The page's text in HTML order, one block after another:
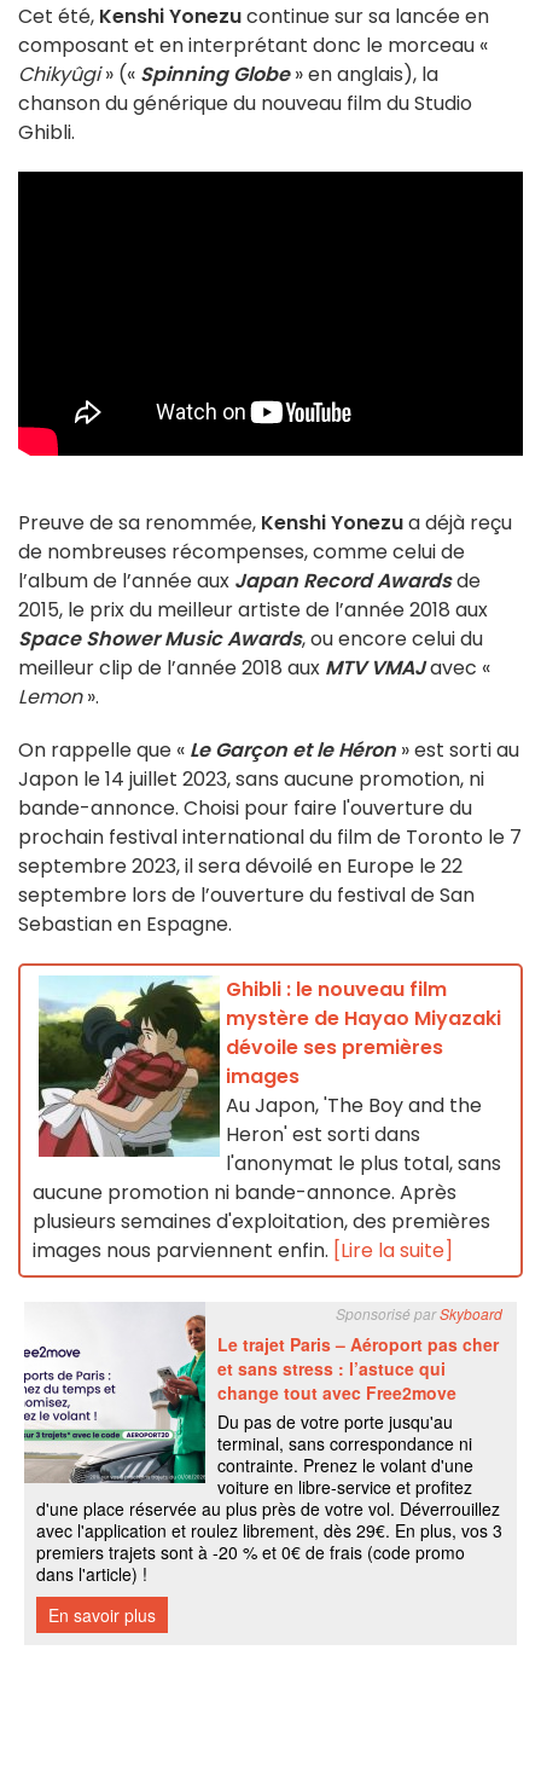
Cet été, Kenshi Yonezucontinue sur sa lancée en
composant et en interprétant donc le morceau «
Chikyûgi» (« Spinning Globe » en anglais), la
chanson du générique du nouveau film du Studio
Ghibli.
Preuve de sa renommée, Kenshi Yonezua déjà reçu
de nombreuses récompenses, comme celui de
l’album de l’année aux Japan Record Awardsde
2015, le prix du meilleur artiste de l’année 2018 aux
Space Shower Music Awards, ou encore celui du
meilleur clip de l’année 2018 aux MTV VMAJavec «
Lemon».
On rappelle que « Le Garçon et le Héron » est sorti au
Japon le 14 juillet 2023, sans aucune promotion, ni
bande-annonce. Choisi pour faire l'ouverture du
prochain festival international du film de Toronto le 7
septembre 2023, il sera dévoilé en Europe le 22
septembre lors de l’ouverture du festival de San
Sebastian en Espagne.
Ghibli : le nouveau film
mystère de Hayao Miyazaki
dévoile ses premières
images
Au Japon, 'The Boy and the
Heron' est sorti dans
l'anonymat le plus total, sans
aucune promotion ni bande-annonce. Après
plusieurs semaines d'exploitation, des premières
images nous parviennent enfin. [Lire la suite]